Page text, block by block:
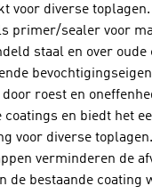
voor diverse
primer/sealer voor
staal en over oude
roest en
coatings en biedt het
voor diverse
verminderen de
de bestaande coating